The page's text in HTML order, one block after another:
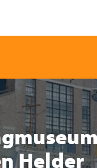
Helder